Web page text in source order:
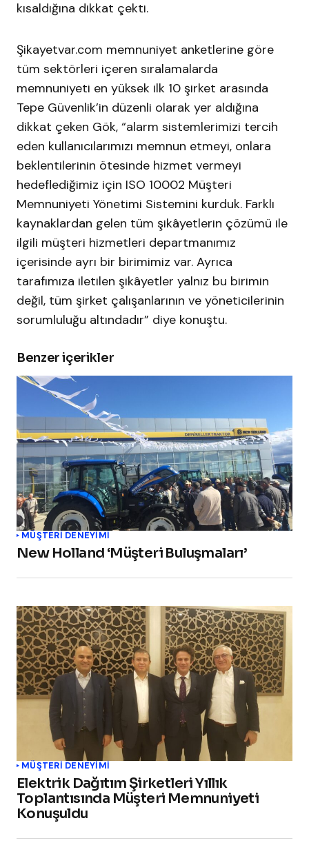
kısaldığına dikkat çekti.
Şikayetvar.com memnuniyet anketlerine göre
tüm sektörleri içeren sıralamalarda
memnuniyeti en yüksek ilk 10 şirket arasında
Tepe Güvenlik’in düzenli olarak yer aldığına
dikkat çeken Gök, “alarm sistemlerimizi tercih
eden kullanıcılarımızı memnun etmeyi, onlara
beklentilerinin ötesinde hizmet vermeyi
hedeflediğimiz için ISO 10002 Müşteri
Memnuniyeti Yönetimi Sistemini kurduk. Farklı
kaynaklardan gelen tüm şikâyetlerin çözümü ile
ilgili müşteri hizmetleri departmanımız
içerisinde ayrı bir birimimiz var. Ayrıca
tarafımıza iletilen şikâyetler yalnız bu birimin
değil, tüm şirket çalışanlarının ve yöneticilerinin
sorumluluğu altındadır” diye konuştu.
Benzer içerikler
MÜŞTERI DENEYIMI
New Holland ‘Müşteri Buluşmaları’
MÜŞTERI DENEYIMI
Elektrik Dağıtım Şirketleri Yıllık
Toplantısında Müşteri Memnuniyeti
Konuşuldu